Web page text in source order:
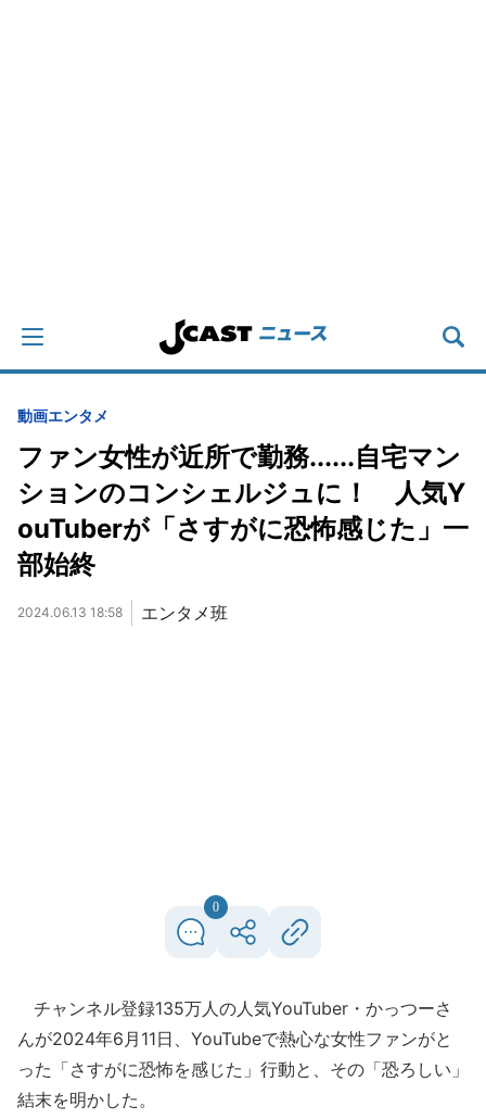
動画エンタメ
ファン女性が近所で勤務......自宅マン
ションのコンシェルジュに！ 人気Y
ouTuberが「さすがに恐怖感じた」一
部始終
2024.06.13 18:58 エンタメ班
0
チャンネル登録135万人の人気YouTuber・かっつーさ
んが2024年6月11日、YouTubeで熱心な女性ファンがと
った「さすがに恐怖を感じた」行動と、その「恐ろしい」
結末を明かした。